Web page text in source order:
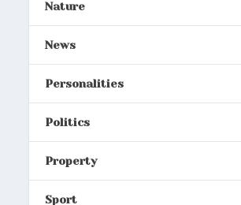
Nature
News
Personalities
Politics
Property
Sport